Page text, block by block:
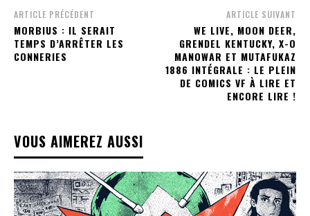
ARTICLE PRÉCÉDENT
MORBIUS : IL SERAIT
TEMPS D’ARRÊTER LES
CONNERIES
ARTICLE SUIVANT
WE LIVE, MOON DEER,
GRENDEL KENTUCKY, X-O
MANOWAR ET MUTAFUKAZ
1886 INTÉGRALE : LE PLEIN
DE COMICS VF À LIRE ET
ENCORE LIRE !
VOUS AIMEREZ AUSSI